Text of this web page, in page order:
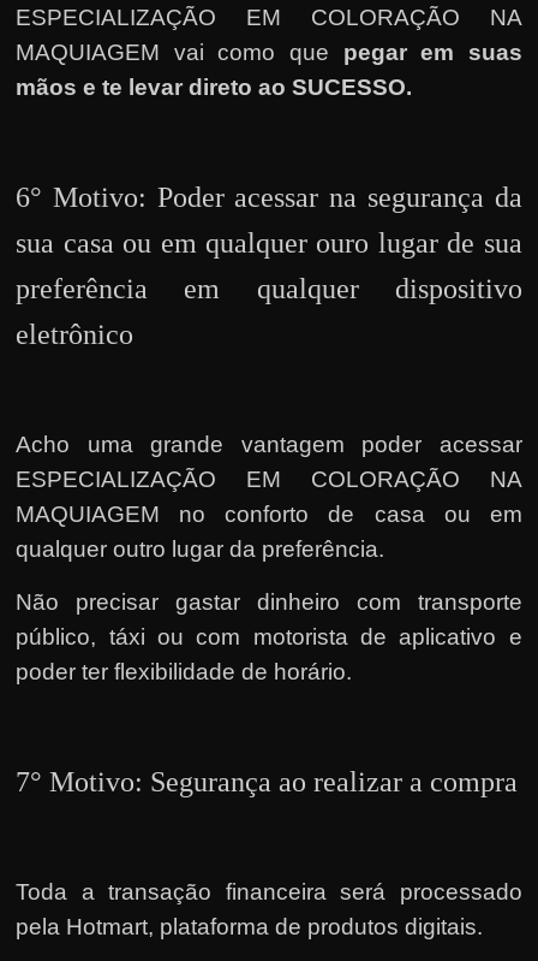
ESPECIALIZAÇÃO EM COLORAÇÃO NA
MAQUIAGEM vai como que pegar em suas
mãos e te levar direto ao SUCESSO.
6° Motivo: Poder acessar na segurança da
sua casa ou em qualquer ouro lugar de sua
preferência em qualquer dispositivo
eletrônico
Acho uma grande vantagem poder acessar
ESPECIALIZAÇÃO EM COLORAÇÃO NA
MAQUIAGEM no conforto de casa ou em
qualquer outro lugar da preferência.
Não precisar gastar dinheiro com transporte
público, táxi ou com motorista de aplicativo e
poder ter flexibilidade de horário.
7° Motivo: Segurança ao realizar a compra
Toda a transação financeira será processado
pela Hotmart, plataforma de produtos digitais.